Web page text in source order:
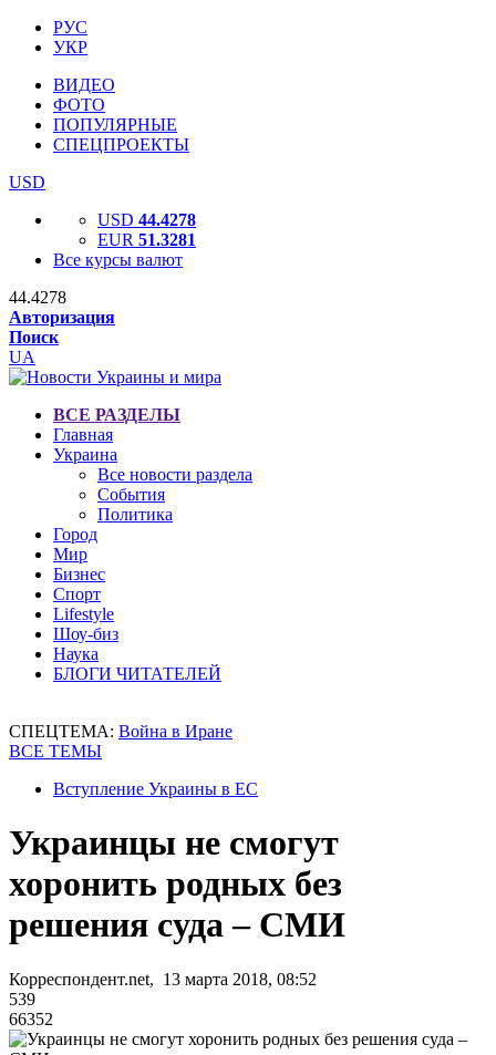
РУС
УКР
ВИДЕО
ФОТО
ПОПУЛЯРНЫЕ
СПЕЦПРОЕКТЫ
USD
USD 44.4278
EUR 51.3281
Все курсы валют
44.4278
Авторизация
Поиск
UA
ВСЕ РАЗДЕЛЫ
Главная
Украина
Все новости раздела
События
Политика
Город
Мир
Бизнес
Спорт
Lifestyle
Шоу-биз
Наука
БЛОГИ ЧИТАТЕЛЕЙ
СПЕЦТЕМА: Война в Иране
ВСЕ ТЕМЫ
Вступление Украины в ЕС
Украинцы не смогут
хоронить родных без
решения суда – СМИ
Корреспондент.net, 13 марта 2018, 08:52
539
66352